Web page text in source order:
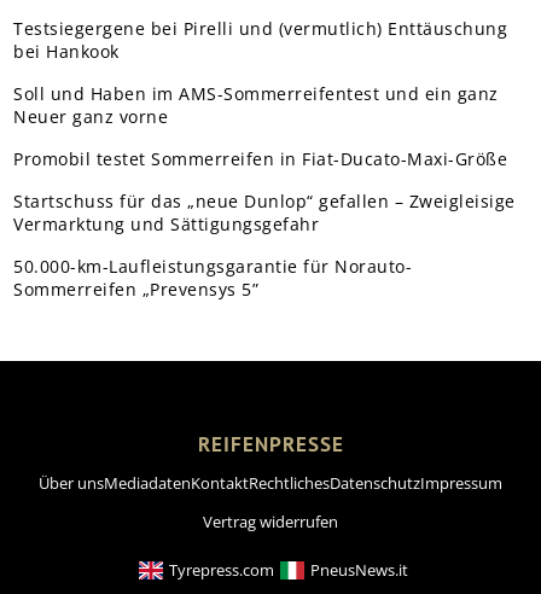
Testsiegergene bei Pirelli und (vermutlich) Enttäuschung
bei Hankook
Soll und Haben im AMS-Sommerreifentest und ein ganz
Neuer ganz vorne
Promobil testet Sommerreifen in Fiat-Ducato-Maxi-Größe
Startschuss für das „neue Dunlop“ gefallen – Zweigleisige
Vermarktung und Sättigungsgefahr
50.000-km-Laufleistungsgarantie für Norauto-
Sommerreifen „Prevensys 5”
REIFENPRESSE
Über unsMediadatenKontaktRechtlichesDatenschutzImpressum
Vertrag widerrufen
Tyrepress.com PneusNews.it